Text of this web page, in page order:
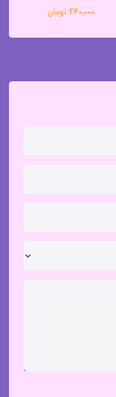
440,000 تومان